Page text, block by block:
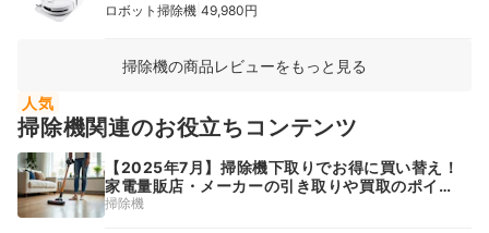
ロボット掃除機 49,980円
掃除機の商品レビューをもっと見る
人気
掃除機関連のお役立ちコンテンツ
【2025年7月】掃除機下取りでお得に買い替え！
家電量販店・メーカーの引き取りや買取のポイン
ト
掃除機